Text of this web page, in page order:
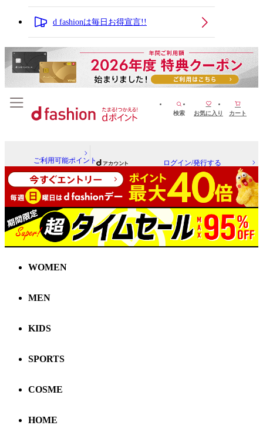
d fashionは毎日お得宣言!!
検索 お気に入り カート
ご利用可能ポイント ログイン/発行する
WOMEN
MEN
KIDS
SPORTS
COSME
HOME